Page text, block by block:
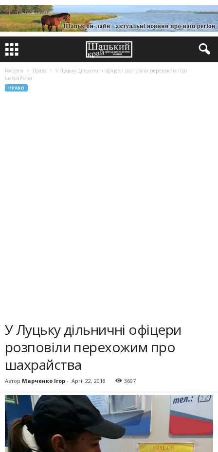
Головна Право
У Луцьку дільничні офіцери розповіли перехожим про
шахрайства
ПРАВО
У Луцьку дільничні офіцери
розповіли перехожим про
шахрайства
Автор Марченко Ігор - April 22, 2018 3697